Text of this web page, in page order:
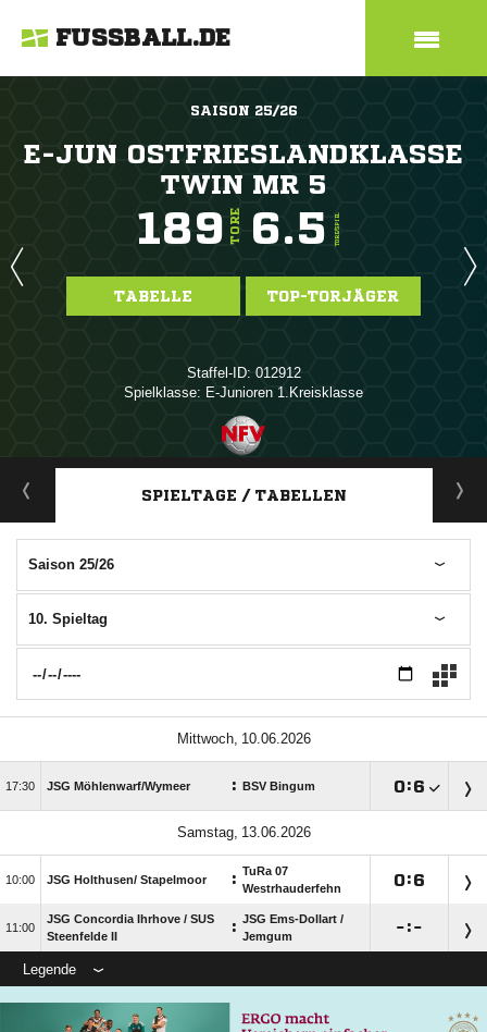
FUSSBALL.DE
SAISON 25/26
E-JUN OSTFRIESLANDKLASSE
TWIN MR 5
189 TORE 6.5 TORE/SPIEL
TABELLE TOP-TORJÄGER
Staffel-ID: 012912
Spielklasse: E-Junioren 1.Kreisklasse
ANZEIGE
SPIELTAGE / TABELLEN
Saison 25/26
10. Spieltag
 
 JSG Möhlenwarf/​Wymeer : BSV Bingum :
 
 JSG Holthusen/​ Stapelmoor : TuRa 07
Westrhauderfehn
:

JSG Concordia Ihrhove /​ SUS
Steenfelde II
: JSG Ems-Dollart /​
Jemgum
:
Legende